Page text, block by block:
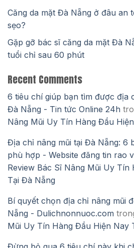
Căng da mặt Đà Nẵng ở đâu an
sẹo?
Gặp gỡ bác sĩ căng da mặt Đà
tuổi chỉ sau 60 phút
Recent Comments
6 tiêu chí giúp bạn tìm được địa
Đà Nẵng - Tin tức Online 24h
Nâng Mũi Uy Tín Hàng Đầu
Địa chỉ nâng mũi tại Đà Nẵng: 6
phù hợp - Website đăng tin rao
Review Bác Sĩ Nâng Mũi Uy
Tại Đà Nẵng
Bí quyết chọn địa chỉ nâng mũi
Nẵng - Dulichnonnuoc.com
Mũi Uy Tín Hàng Đầu Hiện Nay